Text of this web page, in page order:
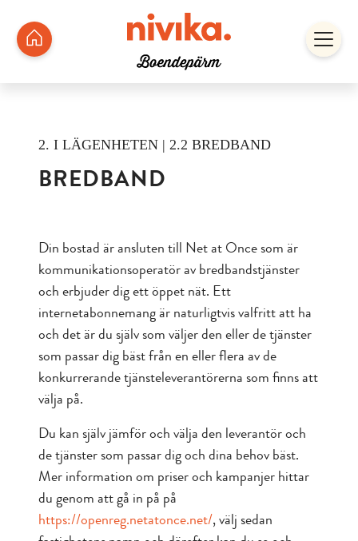
2. I LÄGENHETEN | 2.2 BREDBAND
BREDBAND
Din bostad är ansluten till Net at Once som är
kommunikationsoperatör av bredbandstjänster
och erbjuder dig ett öppet nät. Ett
internetabonnemang är naturligtvis valfritt att ha
och det är du själv som väljer den eller de tjänster
som passar dig bäst från en eller flera av de
konkurrerande tjänsteleverantörerna som finns att
välja på.
Du kan själv jämför och välja den leverantör och
de tjänster som passar dig och dina behov bäst.
Mer information om priser och kampanjer hittar
du genom att gå in på på
https://openreg.netatonce.net/, välj sedan